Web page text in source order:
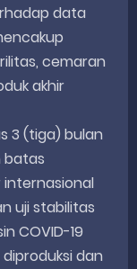
data
cemaran
akhir
3 (tiga) bulan
batas
internasional
uji stabilitas
COVID-19
dan